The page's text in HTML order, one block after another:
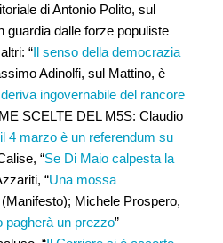
di Antonio Polito, sul
guardia dalle forze populiste
“Il senso della democrazia
Adinolfi, sul Mattino, è
ingovernabile del rancore
SCELTE DEL M5S: Claudio
4 marzo è un referendum su
“Se Di Maio calpesta la
“Una mossa
(Manifesto); Michele Prospero,
pagherà un prezzo”